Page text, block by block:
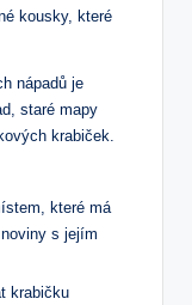
kousky, které
nápadů je
staré mapy
krabiček.
které má
s jejím
krabičku